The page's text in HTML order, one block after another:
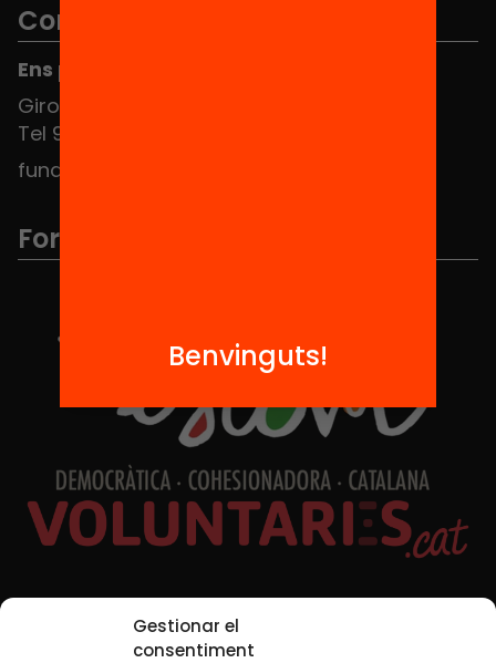
Gestionar el
consentiment
Contacte
Ens pots trobar al Hub Social
Girona 34, interior 08010 Barcelona
Tel 934 588 700
fundacio@equitat.org
Formem part de...
Xarxes Socials
Benvinguts!